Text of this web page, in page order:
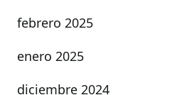
febrero 2025
enero 2025
diciembre 2024